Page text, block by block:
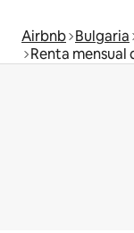
Airbnb Bulgaria
Renta